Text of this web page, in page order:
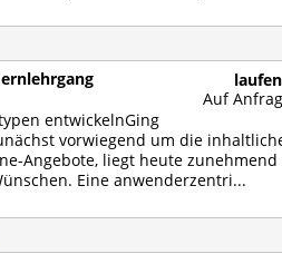
Auf
ent­wi­ckeln­Ging
vor­wie­gend um die
An­ge­bo­te, liegt heu­te zu­neh­mend
Ei­ne an­wen­der­zen­tri...